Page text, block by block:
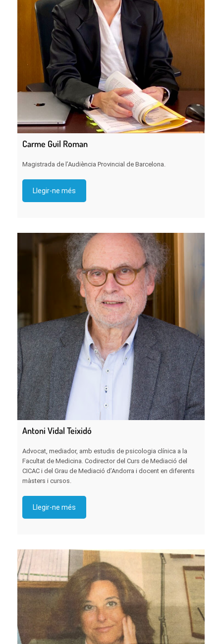
Carme Guil Roman
Magistrada de l’Audiència Provincial de Barcelona.
Llegir-ne més
Antoni Vidal Teixidó
Advocat, mediador, amb estudis de psicologia clínica a la
Facultat de Medicina. Codirector del Curs de Mediació del
CICAC i del Grau de Mediació d’Andorra i docent en diferents
màsters i cursos.
Llegir-ne més